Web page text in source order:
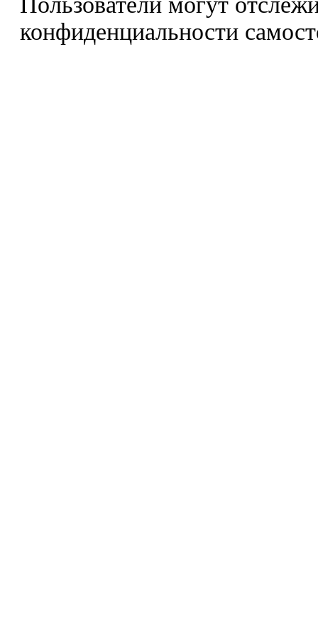
конфиденциальности